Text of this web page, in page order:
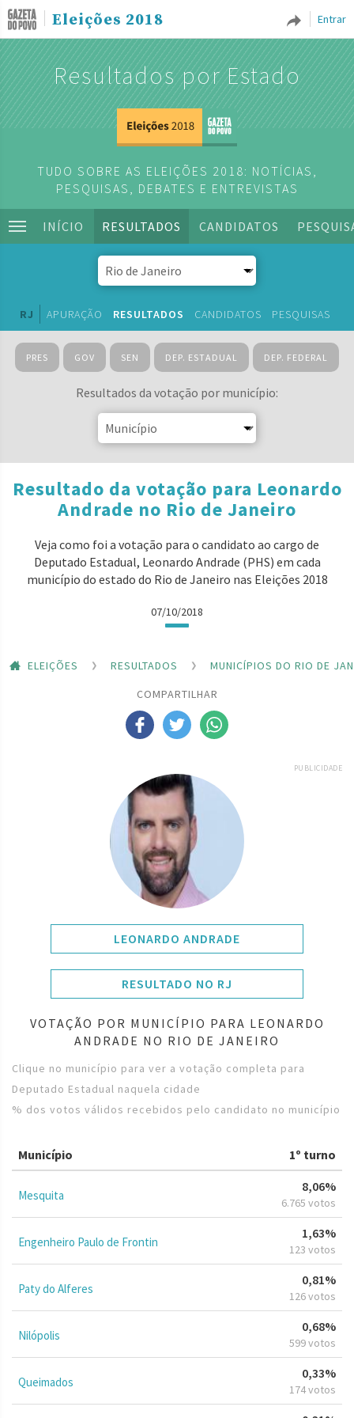
Entrar
Eleições 2018
Resultados por Estado
TUDO SOBRE AS ELEIÇÕES 2018: NOTÍCIAS,
PESQUISAS, DEBATES E ENTREVISTAS
INÍCIO RESULTADOS CANDIDATOS
RJ APURAÇÃO RESULTADOS CANDIDATOS PESQUISAS
PRES GOV SEN DEP. ESTADUAL DEP. FEDERAL
Resultados da votação por município:
Resultado da votação para Leonardo
Andrade no Rio de Janeiro
Veja como foi a votação para o candidato ao cargo de
Deputado Estadual, Leonardo Andrade (PHS) em cada
município do estado do Rio de Janeiro nas Eleições 2018
07/10/2018
ELEIÇÕES RESULTADOS
MUNICÍPIOS DO RIO DE
COMPARTILHAR
PUBLICIDADE
LEONARDO ANDRADE
RESULTADO NO RJ
VOTAÇÃO POR MUNICÍPIO PARA LEONARDO
ANDRADE NO RIO DE JANEIRO
Clique no município para ver a votação completa para
Deputado Estadual naquela cidade
% dos votos válidos recebidos pelo candidato no município
Município 1º turno
Mesquita
8,06%
6.765 votos
Engenheiro Paulo de Frontin
1,63%
123 votos
Paty do Alferes
0,81%
126 votos
Nilópolis
0,68%
599 votos
Queimados
0,33%
174 votos